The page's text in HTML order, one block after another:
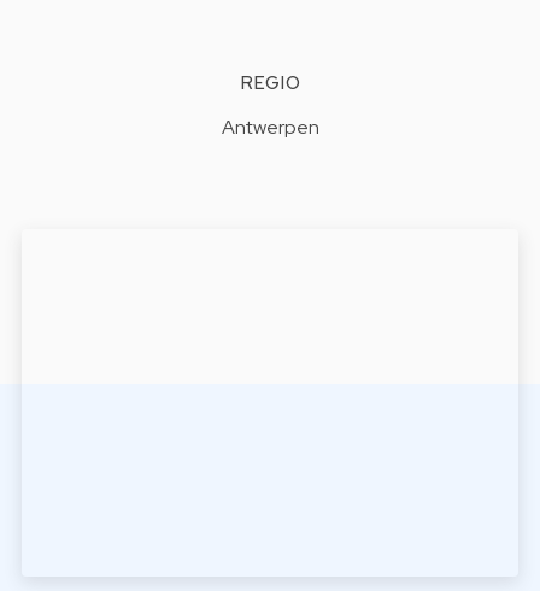
REGIO
Antwerpen